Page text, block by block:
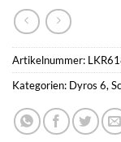
Artikelnummer:
Kategorien: Dyros 6,